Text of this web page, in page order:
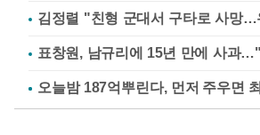
김정렬 "친형 군대서 구타로 사망…
표창원, 남규리에 15년 만에 사과